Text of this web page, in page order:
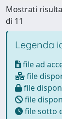
Mostrati
di 11
Legenda
file ad
file
file
file
file sotto